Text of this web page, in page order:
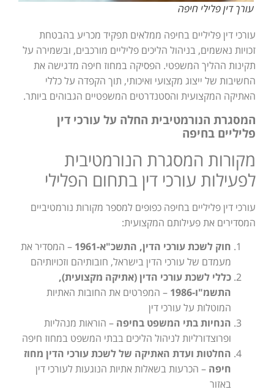
עורך דין פלילי חיפה
עורכי דין פליליים בחיפה ממלאים תפקיד מכריע בהבטחת
זכויות נאשמים, בניהול הליכים פליליים מורכבים, ובשמירה על
תקינות ההליך המשפטי. הפסיקה במחוז חיפה מדגישה את
החשיבות של ייצוג מקצועי ואיכותי, תוך הקפדה על כללי
האתיקה המקצועית והסטנדרטים המשפטיים הגבוהים ביותר.
המסגרת הנורמטיבית החלה על עורכי דין
פליליים בחיפה
מקורות המסגרת הנורמטיבית
לפעילות עורכי דין בתחום הפלילי
עורכי דין פליליים בחיפה כפופים למספר מקורות נורמטיביים
המסדירים את פעילותם המקצועית:
חוק לשכת עורכי הדין, התשכ"א-1961
– המסדיר את
מעמדם של עורכי הדין בישראל, חובותיהם וזכויותיהם
כללי לשכת עורכי הדין (אתיקה מקצועית),
התשמ"ו-1986
– המפרטים את החובות האתיות
המוטלות על עורכי דין
הנחיות בתי המשפט בחיפה – הוראות מנהליות
ופרוצדורליות לניהול הליכים בבתי המשפט במחוז חיפה
החלטות ועדת האתיקה של לשכת עורכי הדין מחוז
חיפה – הכרעות בשאלות אתיות הנוגעות לעורכי דין
באזור